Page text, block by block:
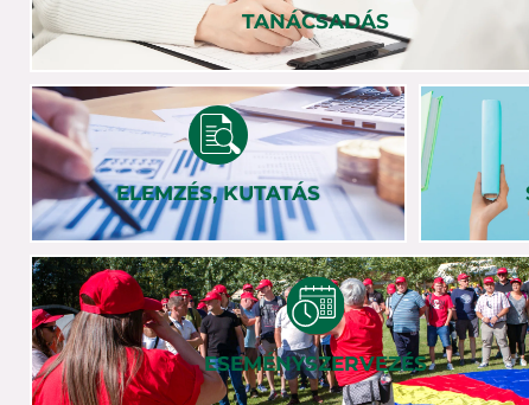
TANÁCSADÁS
ELEMZÉS, KUTATÁS
ESEMÉNYSZERVEZÉS